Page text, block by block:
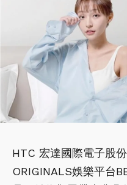
HTC 宏達國際電子股
ORIGINALS娛樂平台